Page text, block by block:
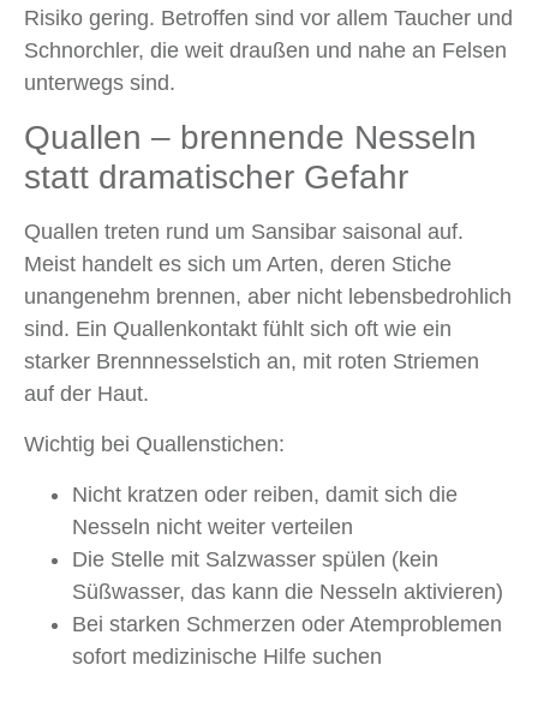
Risiko gering. Betroffen sind vor allem Taucher und
Schnorchler, die weit draußen und nahe an Felsen
unterwegs sind.
Quallen – brennende Nesseln
statt dramatischer Gefahr
Quallen treten rund um Sansibar saisonal auf.
Meist handelt es sich um Arten, deren Stiche
unangenehm brennen, aber nicht lebensbedrohlich
sind. Ein Quallenkontakt fühlt sich oft wie ein
starker Brennnesselstich an, mit roten Striemen
auf der Haut.
Wichtig bei Quallenstichen:
Nicht kratzen oder reiben, damit sich die
Nesseln nicht weiter verteilen
Die Stelle mit Salzwasser spülen (kein
Süßwasser, das kann die Nesseln aktivieren)
Bei starken Schmerzen oder Atemproblemen
sofort medizinische Hilfe suchen